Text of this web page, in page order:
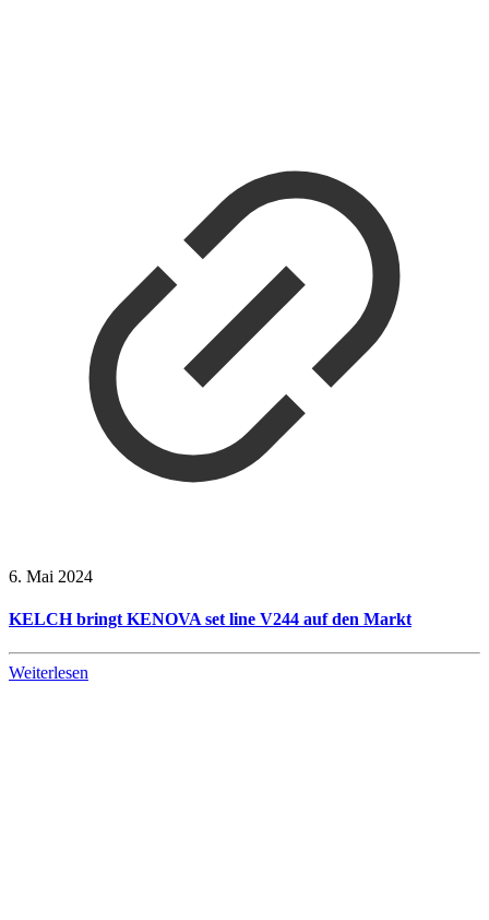
6. Mai 2024
KELCH bringt KENOVA set line V244 auf den Markt
Weiterlesen